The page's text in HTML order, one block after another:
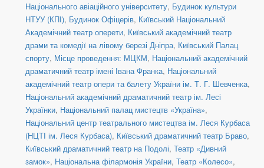
Національного авіаційного університету, Будинок культури
НТУУ (КПІ), Будинок Офіцерів, Київський Національний
Академічний театр оперети, Київський академічний театр
драми та комедії на лівому березі Дніпра, Київський Палац
спорту, Місце проведення: МЦКМ, Національний академічний
драматичний театр імені Івана Франка, Національний
академічний театр опери та балету України ім. Т. Г. Шевченка,
Національний академічний драматичний театр ім. Лесі
Українки, Національний палац мистецтв «Україна»,
Національний центр театрального мистецтва ім. Леся Курбаса
(НЦТІ ім. Леся Курбаса), Київський драматичний театр Браво,
Київський драматичний театр на Подолі, Театр «Дивний
замок», Національна філармонія України, Театр «Колесо»,